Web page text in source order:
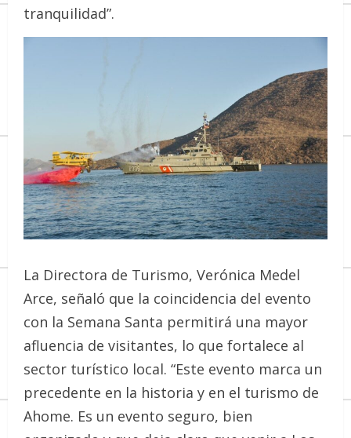
tranquilidad”.
La Directora de Turismo, Verónica Medel
Arce, señaló que la coincidencia del evento
con la Semana Santa permitirá una mayor
afluencia de visitantes, lo que fortalece al
sector turístico local. “Este evento marca un
precedente en la historia y en el turismo de
Ahome. Es un evento seguro, bien